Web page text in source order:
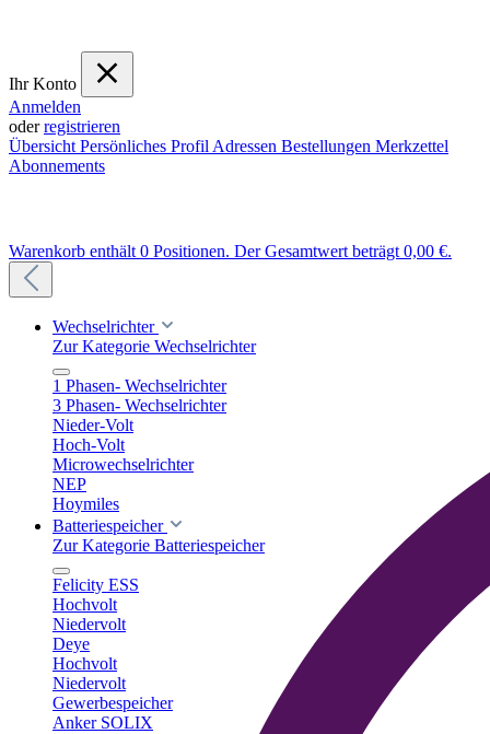
Ihr Konto
Anmelden
oderregistrieren
Übersicht Persönliches Profil Adressen Bestellungen Merkzettel
Abonnements
Warenkorb enthält 0 Positionen. Der Gesamtwert beträgt 0,00 €.
Wechselrichter
Zur Kategorie Wechselrichter
1 Phasen- Wechselrichter
3 Phasen- Wechselrichter
Nieder-Volt
Hoch-Volt
Microwechselrichter
NEP
Hoymiles
Batteriespeicher
Zur Kategorie Batteriespeicher
Felicity ESS
Hochvolt
Niedervolt
Deye
Hochvolt
Niedervolt
Gewerbespeicher
Anker SOLIX